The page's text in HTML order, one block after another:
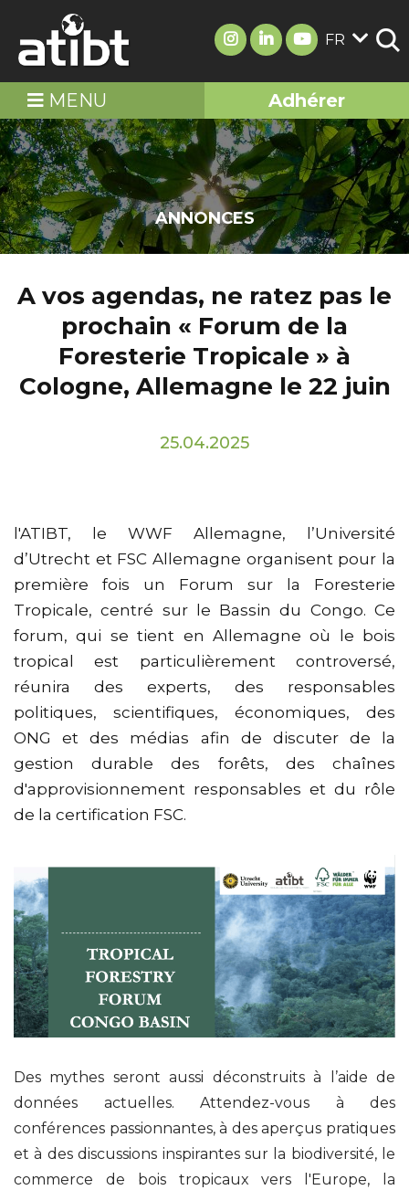
FR
MENU Adhérer
ANNONCES
A vos agendas, ne ratez pas le
prochain « Forum de la
Foresterie Tropicale » à
Cologne, Allemagne le 22 juin
25.04.2025
l'ATIBT, le WWF Allemagne, l’Université
d’Utrecht et FSC Allemagne organisent pour la
première fois un Forum sur la Foresterie
Tropicale, centré sur le Bassin du Congo. Ce
forum, qui se tient en Allemagne où le bois
tropical est particulièrement controversé,
réunira des experts, des responsables
politiques, scientifiques, économiques, des
ONG et des médias afin de discuter de la
gestion durable des forêts, des chaînes
d'approvisionnement responsables et du rôle
de la certification FSC.
Des mythes seront aussi déconstruits à l’aide de
données actuelles. Attendez-vous à des
conférences passionnantes, à des aperçus pratiques
et à des discussions inspirantes sur la biodiversité, le
commerce de bois tropicaux vers l'Europe, la